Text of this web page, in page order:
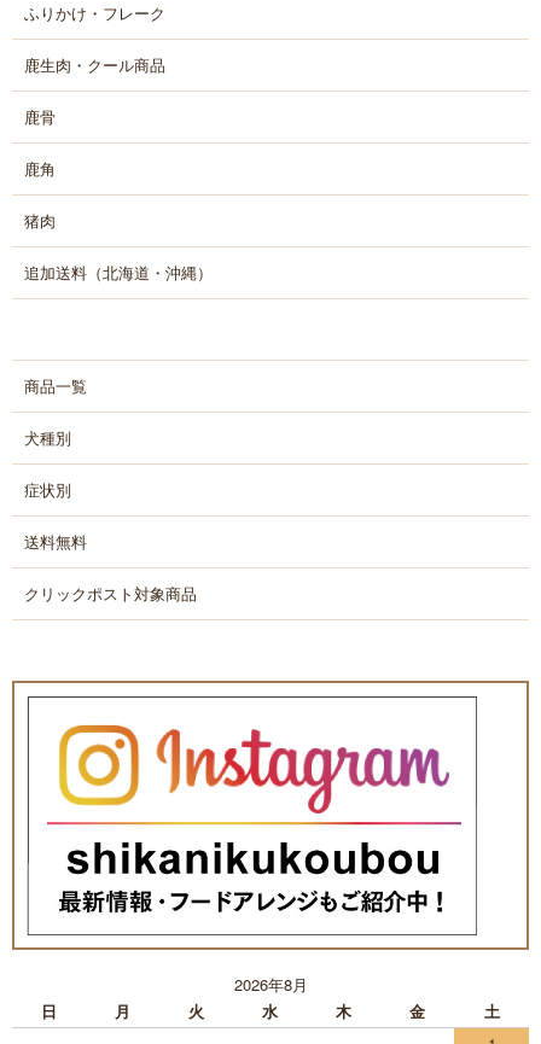
ふりかけ・フレーク
鹿生肉・クール商品
鹿骨
鹿角
猪肉
追加送料（北海道・沖縄）
商品一覧
犬種別
症状別
送料無料
クリックポスト対象商品
2026年8月
日
月 火 水 木 金
土